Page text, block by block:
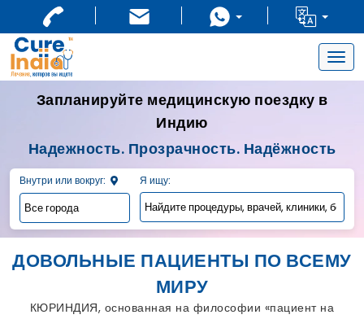
Запланируйте медицинскую поездку в
Индию
Надежность. Прозрачность. Надёжность
Внутри или вокруг: Я ищу:
ДОВОЛЬНЫЕ ПАЦИЕНТЫ ПО ВСЕМУ
МИРУ
КЮРИНДИЯ, основанная на философии «пациент на